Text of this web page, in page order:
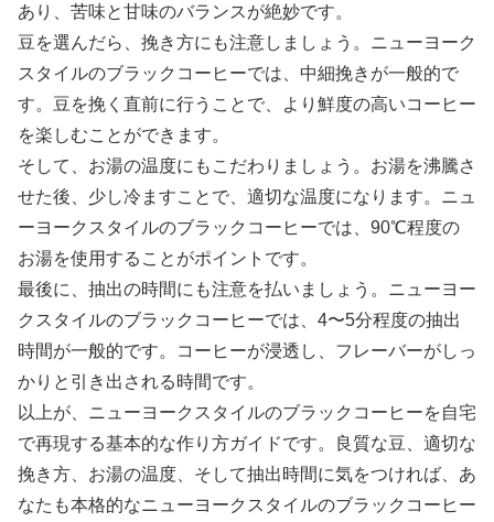
あり、苦味と甘味のバランスが絶妙です。
豆を選んだら、挽き方にも注意しましょう。ニューヨーク
スタイルのブラックコーヒーでは、中細挽きが一般的で
す。豆を挽く直前に行うことで、より鮮度の高いコーヒー
を楽しむことができます。
そして、お湯の温度にもこだわりましょう。お湯を沸騰さ
せた後、少し冷ますことで、適切な温度になります。ニュ
ーヨークスタイルのブラックコーヒーでは、90℃程度の
お湯を使用することがポイントです。
最後に、抽出の時間にも注意を払いましょう。ニューヨー
クスタイルのブラックコーヒーでは、4〜5分程度の抽出
時間が一般的です。コーヒーが浸透し、フレーバーがしっ
かりと引き出される時間です。
以上が、ニューヨークスタイルのブラックコーヒーを自宅
で再現する基本的な作り方ガイドです。良質な豆、適切な
挽き方、お湯の温度、そして抽出時間に気をつければ、あ
なたも本格的なニューヨークスタイルのブラックコーヒー